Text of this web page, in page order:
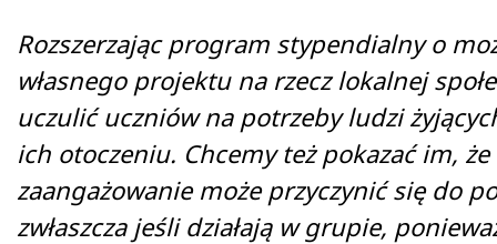
Rozszerzając program stypendialny o
własnego projektu na rzecz lokalnej
uczulić uczniów na potrzeby ludzi
ich otoczeniu. Chcemy też pokazać im,
zaangażowanie może przyczynić się do
zwłaszcza jeśli działają w grupie,